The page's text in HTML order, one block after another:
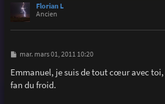
Florian L
Ancien
M
s
s
a
mar. mars 01, 2011 10:20
Emmanuel, je suis de tout cœur avec toi,
fan du froid.